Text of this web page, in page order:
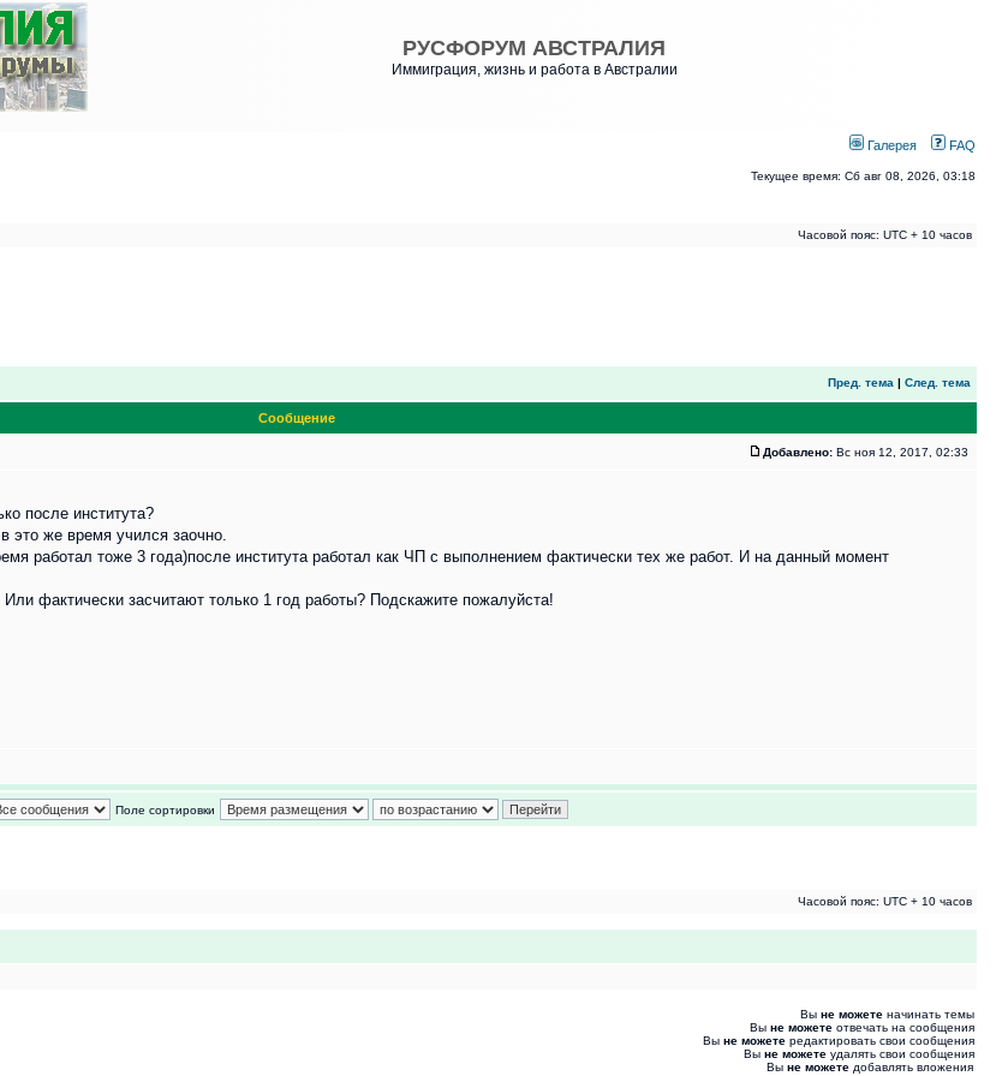
РУСФОРУМ АВСТРАЛИЯ
Иммиграция, жизнь и работа в Австралии
Галерея FAQ
Текущее время: Сб авг 08, 2026, 03:18
Часовой пояс: UTC + 10 часов
Пред. тема | След. тема
Сообщение
Добавлено: Вс ноя 12, 2017, 02:33
после института?
это же время учился заочно.
работал тоже 3 года)после института работал как ЧП с выполнением фактически тех же работ. И на данный момент
Или фактически засчитают только 1 год работы? Подскажите пожалуйста!
Поле сортировки
Часовой пояс: UTC + 10 часов
Вы не можете начинать темы
Вы не можете отвечать на сообщения
Вы не можете редактировать свои сообщения
Вы не можете удалять свои сообщения
Вы не можете добавлять вложения